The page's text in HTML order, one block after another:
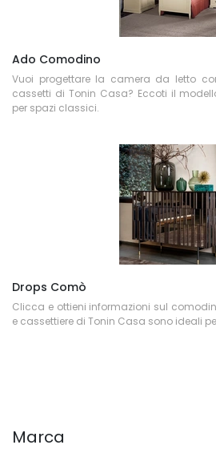
Ado Comodino
Vuoi progettare la camera da letto
cassetti di Tonin Casa? Eccoti il
per spazi classici.
Drops Comò
Clicca e ottieni informazioni sul
e cassettiere di Tonin Casa sono ideali
Marca